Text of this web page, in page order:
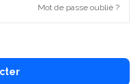
Mot de passe oublié ?